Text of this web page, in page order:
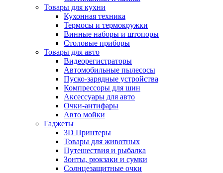
Товары для кухни
Кухонная техника
Термосы и термокружки
Винные наборы и штопоры
Столовые приборы
Товары для авто
Видеорегистраторы
Автомобильные пылесосы
Пуско-зарядные устройства
Компрессоры для шин
Аксессуары для авто
Очки-антифары
Авто мойки
Гаджеты
3D Принтеры
Товары для животных
Путешествия и рыбалка
Зонты, рюкзаки и сумки
Солнцезащитные очки